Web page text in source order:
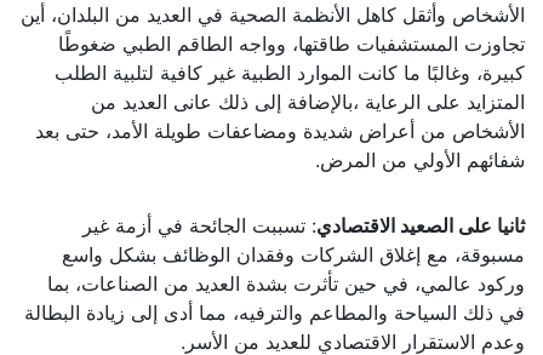
الأشخاص وأثقل كاهل الأنظمة الصحية في العديد من البلدان، أين
تجاوزت المستشفيات طاقتها، وواجه الطاقم الطبي ضغوطًا
كبيرة، وغالبًا ما كانت الموارد الطبية غير كافية لتلبية الطلب
المتزايد على الرعاية ،بالإضافة إلى ذلك عانى العديد من
الأشخاص من أعراض شديدة ومضاعفات طويلة الأمد، حتى بعد
شفائهم الأولي من المرض.
ثانيا على الصعيد الاقتصادي: تسببت الجائحة في أزمة غير
مسبوقة، مع إغلاق الشركات وفقدان الوظائف بشكل واسع
وركود عالمي، في حين تأثرت بشدة العديد من الصناعات، بما
في ذلك السياحة والمطاعم والترفيه، مما أدى إلى زيادة البطالة
وعدم الاستقرار الاقتصادي للعديد من الأسر.